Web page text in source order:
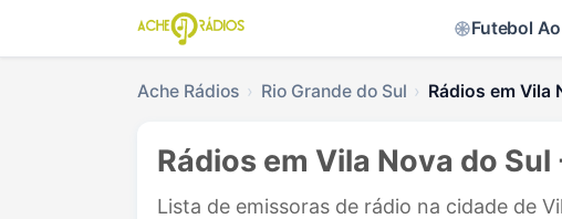
Futebol
Ache Rádios Rio Grande do Sul Rádios em Vila
Rádios em Vila Nova do Sul
Lista de emissoras de rádio na cidade de